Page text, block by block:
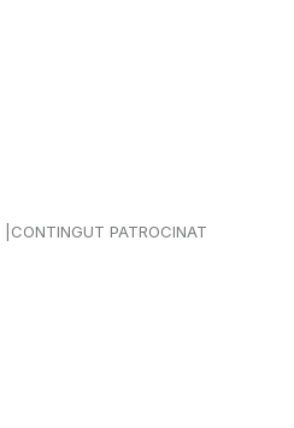
CONTINGUT PATROCINAT